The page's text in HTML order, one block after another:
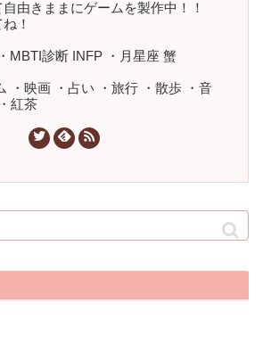
由きままにゲームを製作中！！
！
MBTI診断 INFP ・月星座 蟹
・映画 ・占い ・旅行 ・散歩 ・音
紅茶